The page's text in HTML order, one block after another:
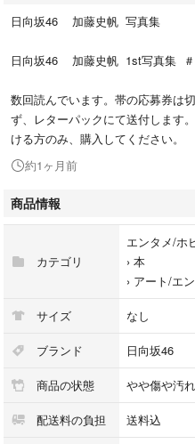
日向坂46 加藤史帆 写真集
日向坂46 加藤史帆 1st写真集 ＃
数回読んでいます。帯の応募券は
ず、レターパックにて送付します
ける方のみ、購入してください。
約1ヶ月前
商品情報
カテゴリ
エンタメ/ホ
› 本
› アート/エ
サイズ なし
ブランド 日向坂46
商品の状態 やや傷や汚
配送料の負担 送料込